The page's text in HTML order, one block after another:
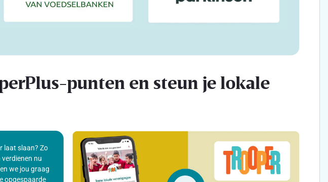
punten en steun je lokale
laat slaan? Zo
nu
we jou graag
opgespaarde